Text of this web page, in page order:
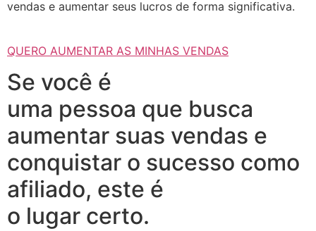
vendas e aumentar seus lucros de forma significativa.
QUERO AUMENTAR AS MINHAS VENDAS
Se você é
uma pessoa que busca
aumentar suas vendas e
conquistar o sucesso como
afiliado, este é
o lugar certo.